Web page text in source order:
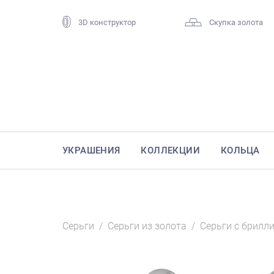
3D конструктор Скупка золота
УКРАШЕНИЯ КОЛЛЕКЦИИ КОЛЬЦА
Серьги / Серьги из золота / Серьги с